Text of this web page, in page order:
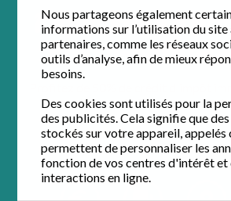
Nous partageons également
informations sur l’utilisation du site
partenaires, comme les réseaux
outils d’analyse, afin de mieux
besoins.
Des cookies sont utilisés pour la
des publicités. Cela signifie que
stockés sur votre appareil, appelés
permettent de personnaliser les
fonction de vos centres d'intérêt et
interactions en ligne.
Repassage à
Bussy-Saint-
agence de proximité pour un
4.9 / 5 sur 45